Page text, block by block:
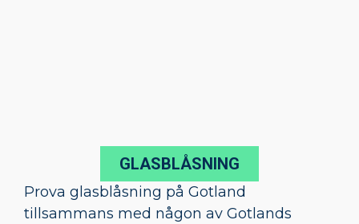
GLASBLÅSNING
Prova glasblåsning på Gotland
tillsammans med någon av Gotlands